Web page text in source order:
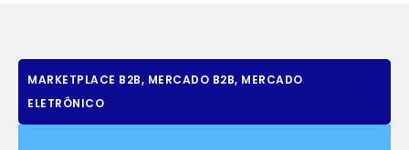
MARKETPLACE B2B, MERCADO B2B, MERCADO
ELETRÔNICO